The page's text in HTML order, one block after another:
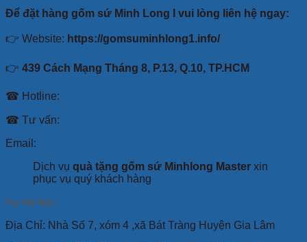
Để đặt hàng gốm sứ Minh Long I vui lòng liên hệ ngay:
👉 Website: https://gomsuminhlong1.info/
👉 439 Cách Mạng Tháng 8, P.13, Q.10, TP.HCM
☎ Hotline:
☎ Tư vấn:
Email:
Dịch vụ quà tặng gốm sứ Minhlong Master xin
phục vụ quý khách hàng
Tại Hà Nội:
Địa Chỉ: Nhà Số 7, xóm 4 ,xã Bát Tràng Huyện Gia Lâm